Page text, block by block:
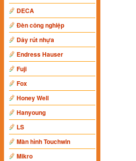
DECA
Đèn công nghiệp
Dây rút nhựa
Endress Hauser
Fuji
Fox
Honey Well
Hanyoung
LS
Màn hình Touchwin
Mikro